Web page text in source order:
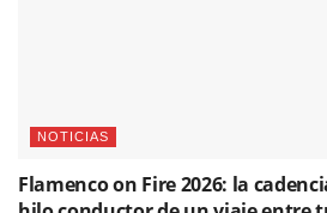
NOTICIAS
Flamenco on Fire 2026: la